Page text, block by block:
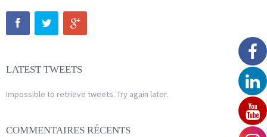
LATEST TWEETS
Impossible to retrieve tweets. Try again later.
COMMENTAIRES RÉCENTS